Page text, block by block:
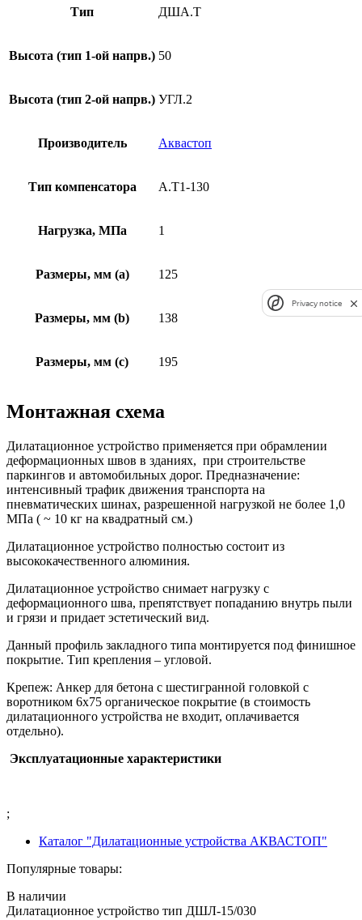
Тип ДША.Т
Высота (тип 1-ой напрв.) 50
Высота (тип 2-ой напрв.) УГЛ.2
Производитель Аквастоп
Тип компенсатора А.Т1-130
Нагрузка, МПа 1
Размеры, мм (а) 125
Размеры, мм (b) 138
Размеры, мм (c) 195
Монтажная схема
Дилатационное устройство применяется при обрамлении
деформационных швов в зданиях, при строительстве
паркингов и автомобильных дорог. Предназначение:
интенсивный трафик движения транспорта на
пневматических шинах, разрешенной нагрузкой не более 1,0
МПа ( ~ 10 кг на квадратный см.)
Дилатационное устройство полностью состоит из
высококачественного алюминия.
Дилатационное устройство снимает нагрузку с
деформационного шва, препятствует попаданию внутрь пыли
и грязи и придает эстетический вид.
Данный профиль закладного типа монтируется под финишное
покрытие. Тип крепления – угловой.
Крепеж: Анкер для бетона с шестигранной головкой с
воротником 6х75 органическое покрытие (в стоимость
дилатационного устройства не входит, оплачивается
отдельно).
Эксплуатационные характеристики
;
Каталог "Дилатационные устройства АКВАСТОП"
Популярные товары:
В наличии
Дилатационное устройство тип ДШЛ-15/030
Privacy notice